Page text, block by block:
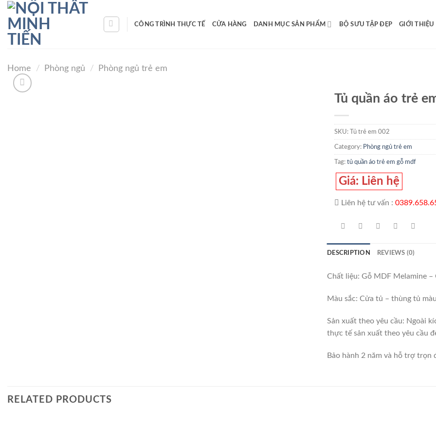
Skip
content
CÔNG TRÌNH THỰC TẾ CỬA HÀNG DANH MỤC SẢN PHẨM BỘ SƯU TẬP ĐẸP GIỚI THIỆU
Home / Phòng ngủ / Phòng ngủ trẻ em
Tủ quần áo trẻ
SKU: Tủ trẻ em 002
Category: Phòng ngủ trẻ em
Tag: tủ quần áo trẻ em gỗ mdf
Giá: Liên hệ
Liên hệ tư vấn :
DESCRIPTION REVIEWS (0)
Chất liệu: Gỗ MDF Melamine
Màu sắc: Cửa tủ – thùng tủ
Sản xuất theo yêu cầu: Ngoài
thực tế sản xuất theo yêu cầu
Bảo hành 2 năm và hỗ trợ trọn
RELATED PRODUCTS